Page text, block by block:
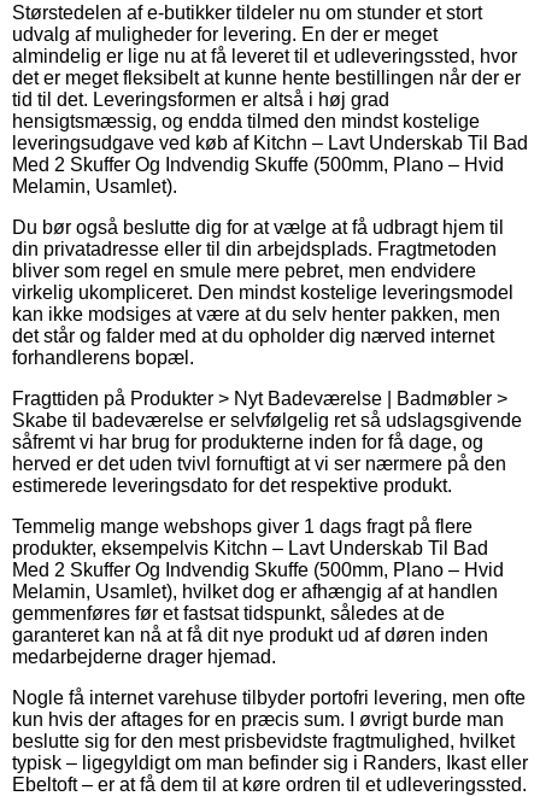
Størstedelen af e-butikker tildeler nu om stunder et stort
udvalg af muligheder for levering. En der er meget
almindelig er lige nu at få leveret til et udleveringssted, hvor
det er meget fleksibelt at kunne hente bestillingen når der er
tid til det. Leveringsformen er altså i høj grad
hensigtsmæssig, og endda tilmed den mindst kostelige
leveringsudgave ved køb af Kitchn – Lavt Underskab Til Bad
Med 2 Skuffer Og Indvendig Skuffe (500mm, Plano – Hvid
Melamin, Usamlet).
Du bør også beslutte dig for at vælge at få udbragt hjem til
din privatadresse eller til din arbejdsplads. Fragtmetoden
bliver som regel en smule mere pebret, men endvidere
virkelig ukompliceret. Den mindst kostelige leveringsmodel
kan ikke modsiges at være at du selv henter pakken, men
det står og falder med at du opholder dig nærved internet
forhandlerens bopæl.
Fragttiden på Produkter > Nyt Badeværelse | Badmøbler >
Skabe til badeværelse er selvfølgelig ret så udslagsgivende
såfremt vi har brug for produkterne inden for få dage, og
herved er det uden tvivl fornuftigt at vi ser nærmere på den
estimerede leveringsdato for det respektive produkt.
Temmelig mange webshops giver 1 dags fragt på flere
produkter, eksempelvis Kitchn – Lavt Underskab Til Bad
Med 2 Skuffer Og Indvendig Skuffe (500mm, Plano – Hvid
Melamin, Usamlet), hvilket dog er afhængig af at handlen
gemmenføres før et fastsat tidspunkt, således at de
garanteret kan nå at få dit nye produkt ud af døren inden
medarbejderne drager hjemad.
Nogle få internet varehuse tilbyder portofri levering, men ofte
kun hvis der aftages for en præcis sum. I øvrigt burde man
beslutte sig for den mest prisbevidste fragtmulighed, hvilket
typisk – ligegyldigt om man befinder sig i Randers, Ikast eller
Ebeltoft – er at få dem til at køre ordren til et udleveringssted.